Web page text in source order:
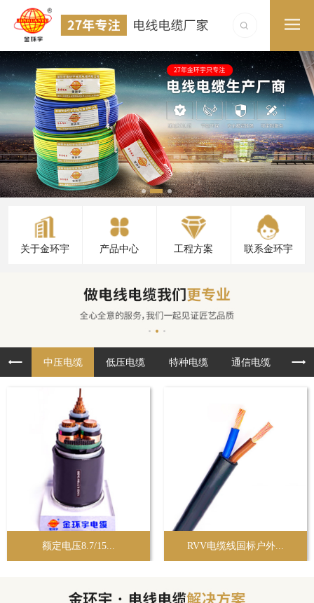
关于金环宇 产品中心 工程方案 联系金环宇
中压电缆 低压电缆 特种电缆 通信电缆 布
额定电压8.7/15... RVV电缆线国标户外...